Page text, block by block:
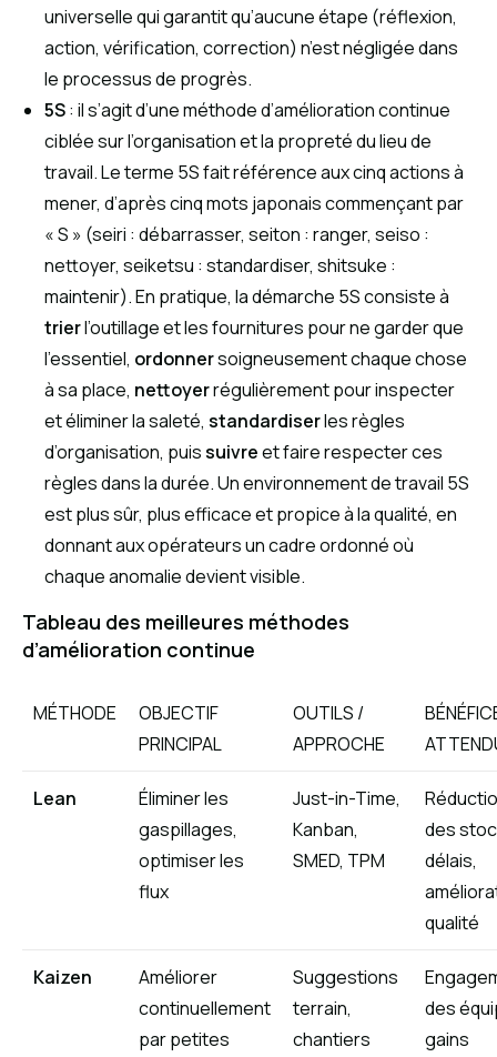
universelle qui garantit qu’aucune étape (réflexion,
action, vérification, correction) n’est négligée dans
le processus de progrès.
5S: il s’agit d’une méthode d’amélioration continue
ciblée sur l’organisation et la propreté du lieu de
travail. Le terme 5S fait référence aux cinq actions à
mener, d’après cinq mots japonais commençant par
« S » (seiri : débarrasser, seiton : ranger, seiso :
nettoyer, seiketsu : standardiser, shitsuke :
maintenir). En pratique, la démarche 5S consiste à
trierl’outillage et les fournitures pour ne garder que
l’essentiel, ordonnersoigneusement chaque chose
à sa place, nettoyerrégulièrement pour inspecter
et éliminer la saleté, standardiserles règles
d’organisation, puissuivreet faire respecter ces
règles dans la durée. Un environnement de travail 5S
est plus sûr, plus efficace et propice à la qualité, en
donnant aux opérateurs un cadre ordonné où
chaque anomalie devient visible.
Tableau des meilleures méthodes
d’amélioration continue
MÉTHODE
OBJECTIF
PRINCIPAL
OUTILS /
APPROCHE
Lean
Éliminer les
gaspillages,
optimiser les
flux
Just-in-Time,
Kanban,
SMED, TPM
des
délais,
qualité
Kaizen
Améliorer
continuellement
par petites
Suggestions
terrain,
chantiers
des
gains